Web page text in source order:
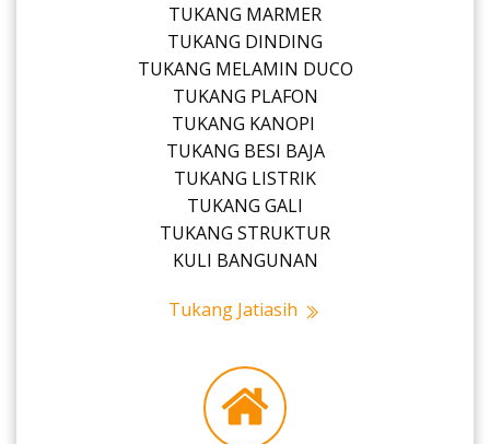
TUKANG MARMER
TUKANG DINDING
TUKANG MELAMIN DUCO
TUKANG PLAFON
TUKANG KANOPI
TUKANG BESI BAJA
TUKANG LISTRIK
TUKANG GALI
TUKANG STRUKTUR
KULI BANGUNAN
Tukang Jatiasih